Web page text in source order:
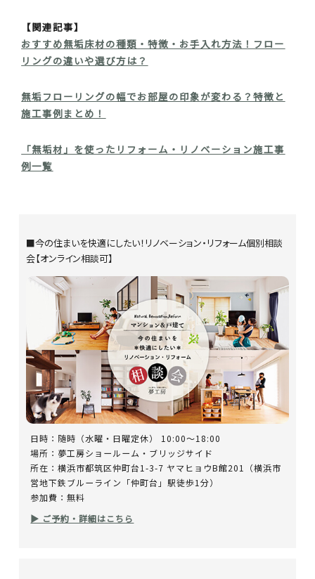
【関連記事】
おすすめ無垢床材の種類・特徴・お手入れ方法！フロー
リングの違いや選び方は？
無垢フローリングの幅でお部屋の印象が変わる？特徴と
施工事例まとめ！
「無垢材」を使ったリフォーム・リノベーション施工事
例一覧
■今の住まいを快適にしたい！リノベーション・リフォーム個別相談
会【オンライン相談可】
日時：随時（水曜・日曜定休） 10:00～18:00
場所：夢工房ショールーム・ブリッジサイド
所在：横浜市都筑区仲町台1-3-7 ヤマヒョウB館201（横浜市
営地下鉄ブルーライン「仲町台」駅徒歩1分）
参加費：無料
▶ ご予約・詳細はこちら